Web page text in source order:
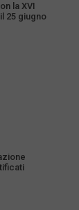
la XVI
25 giugno